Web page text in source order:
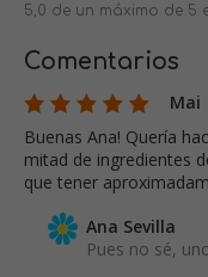
5,0 de un máximo de 5
Comentarios
Mai
Buenas Ana! Quería
mitad de ingredientes
que tener
Ana Sevilla
Pues no sé,